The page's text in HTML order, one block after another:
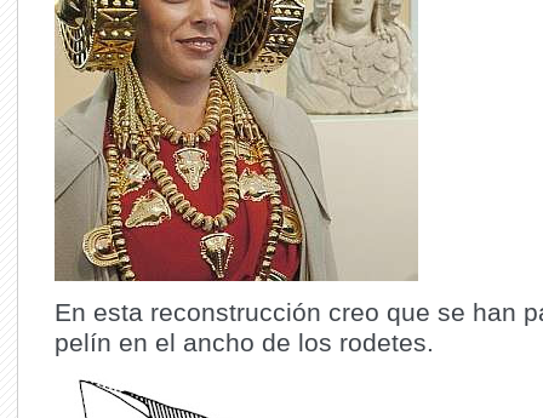
En esta reconstrucción creo que se han
pelín en el ancho de los rodetes.